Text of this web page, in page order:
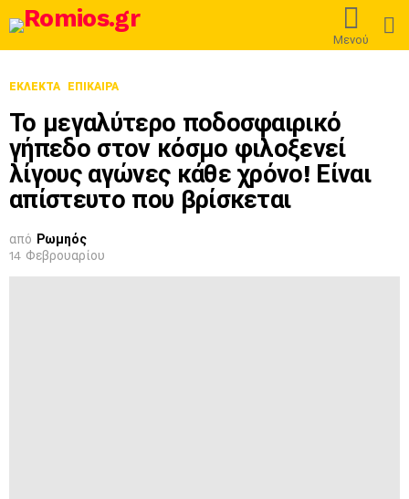
Μενού
ΕΚΛΕΚΤΆ ΕΠΊΚΑΙΡΑ
Το μεγαλύτερο ποδοσφαιρικό
γήπεδο στον κόσμο φιλοξενεί
λίγους αγώνες κάθε χρόνο! Είναι
απίστευτο που βρίσκεται
από Ρωμηός
14 Φεβρουαρίου